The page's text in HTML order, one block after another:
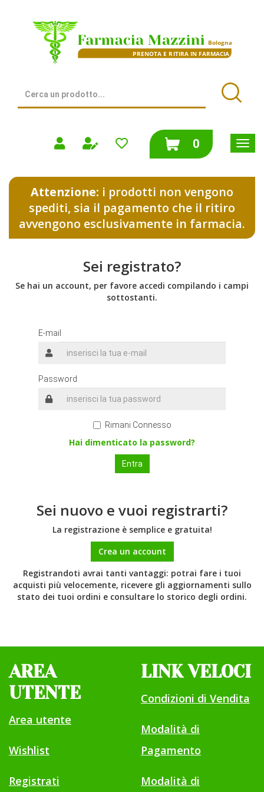
contenuto
Farmacia
Prodotto
0prodotti
inseriti
Attenzione: i prodotti non vengono
spediti, sia il pagamento che il ritiro
avvengono esclusivamente in farmacia.
Sei registrato?
Se hai un account, per favore accedi compilando i campi
sottostanti.
E-mail
Password
Rimani Connesso
Hai dimenticato la password?
Sei nuovo e vuoi registrarti?
La registrazione è semplice e gratuita!
Crea un account
Registrandoti avrai tanti vantaggi: potrai fare i tuoi
acquisti più velocemente, ricevere gli aggiornamenti sullo
stato dei tuoi ordini e consultare lo storico degli ordini.
AREA
UTENTE
Area utente
Wishlist
Registrati
LINK VELOCI
Condizioni di Vendita
Modalità di
Pagamento
Modalità di